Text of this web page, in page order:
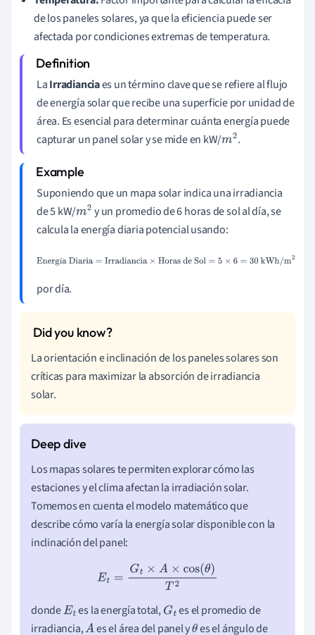
de los paneles solares, ya que la eficiencia puede ser
afectada por condiciones extremas de temperatura.
LaIrradianciaes un término clave que se refiere al flujo
de energía solar que recibe una superficie por unidad de
área. Es esencial para determinar cuánta energía puede
capturar un panel solar y se mide en kW/m2.
Suponiendo que un mapa solar indica una irradiancia
de 5 kW/m2 y un promedio de 6 horas de sol al día, se
calcula la energía diaria potencial usando:
í Energía Diaria=Irradiancia×Horas de
por día.
La orientación e inclinación de los paneles solares son
críticas para maximizar la absorción de irradiancia
solar.
Los mapas solares te permiten explorar cómo las
estaciones y el clima afectan la irradiación solar.
Tomemos en cuenta el modelo matemático que
describe cómo varía la energía solar disponible con la
inclinación del panel:
Et =Gt× A× cos(θ )T2
dondeEt es la energía total, Gt es el promedio de
irradiancia,A es el área del panel yθes el ángulo de